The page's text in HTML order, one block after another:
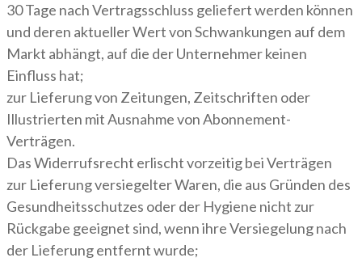
30 Tage nach Vertragsschluss geliefert werden können
und deren aktueller Wert von Schwankungen auf dem
Markt abhängt, auf die der Unternehmer keinen
Einfluss hat;
zur Lieferung von Zeitungen, Zeitschriften oder
Illustrierten mit Ausnahme von Abonnement-
Verträgen.
Das Widerrufsrecht erlischt vorzeitig bei Verträgen
zur Lieferung versiegelter Waren, die aus Gründen des
Gesundheitsschutzes oder der Hygiene nicht zur
Rückgabe geeignet sind, wenn ihre Versiegelung nach
der Lieferung entfernt wurde;